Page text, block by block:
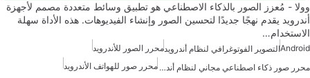
وولا - مُعزز الصور بالذكاء الاصطناعي هو تطبيق وسائط متعددة مصمم لأجهزة
أندرويد يقدم نهجًا جديدًا لتحسين الصور وإنشاء الفيديوهات. هذه الأداة سهلة
الاستخدام…
Androidالتصوير الفوتوغرافي لنظام أندرويدمحرر الصور للأندرويد
محرر صور ذكاء اصطناعي مجاني لنظام أندرويد محرر صور للهواتف الأندرويد